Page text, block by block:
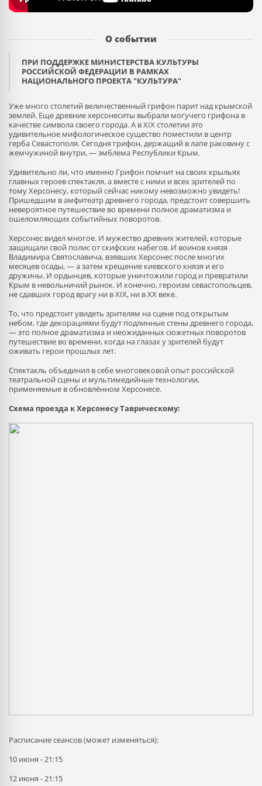
О событии
ПРИ ПОДДЕРЖКЕ МИНИСТЕРСТВА КУЛЬТУРЫ
РОССИЙСКОЙ ФЕДЕРАЦИИ В РАМКАХ
НАЦИОНАЛЬНОГО ПРОЕКТА "КУЛЬТУРА"
Уже много столетий величественный грифон парит над крымской
землей. Еще древние херсонеситы выбрали могучего грифона в
качестве символа своего города. А в XIX столетии это
удивительное мифологическое существо поместили в центр
герба Севастополя. Сегодня грифон, держащий в лапе раковину с
жемчужиной внутри, — эмблема Республики Крым.
Удивительно ли, что именно Грифон помчит на своих крыльях
главных героев спектакля, а вместе с ними и всех зрителей по
тому Херсонесу, который сейчас никому невозможно увидеть!
Пришедшим в амфитеатр древнего города, предстоит совершить
невероятное путешествие во времени полное драматизма и
ошеломляющих событийных поворотов.
Херсонес видел многое. И мужество древних жителей, которые
защищали свой полис от скифских набегов. И воинов князя
Владимира Святославича, взявших Херсонес после многих
месяцев осады, — а затем крещение киевского князя и его
дружины. И ордынцев, которые уничтожили город и превратили
Крым в невольничий рынок. И конечно, героизм севастопольцев,
не сдавших город врагу ни в XIX, ни в XX веке.
То, что предстоит увидеть зрителям на сцене под открытым
небом, где декорациями будут подлинные стены древнего города,
— это полное драматизма и неожиданных сюжетных поворотов
путешествие во времени, когда на глазах у зрителей будут
оживать герои прошлых лет.
Спектакль объединил в себе многовековой опыт российской
театральной сцены и мультимедийные технологии,
применяемые в обновлённом Херсонесе.
Схема проезда к Херсонесу Таврическому:
Расписание сеансов (может изменяться):
10 июня - 21:15
12 июня - 21:15